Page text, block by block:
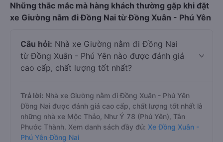
Những thắc mắc mà hàng khách thường gặp khi đặt
xe Giường nằm đi Đồng Nai từ Đồng Xuân - Phú Yên
Câu hỏi: Nhà xe Giường nằm đi Đồng Nai
từ Đồng Xuân - Phú Yên nào được đánh giá
cao cấp, chất lượng tốt nhất?
Trả lời: Nhà xe Giường nằm đi Đồng Xuân - Phú Yên
Đồng Nai được đánh giá cao cấp, chất lượng tốt nhất là
những nhà xe Mộc Thảo, Như Ý 78 (Phú Yên), Tân
Phước Thành. Xem danh sách đầy đủ: Xe Đồng Xuân -
Phú Yên Đồng Nai